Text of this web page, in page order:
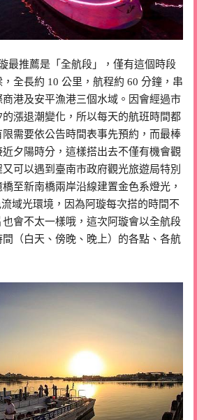
最推薦是「全航段」，僅有這個時段
全長約 10 公里，航程約 60 分鐘，串
港及安平漁港三個水域。因會經過市
漲退潮變化，所以每天的航班時間都
需要依公告時間表事先預約，而最棒
夕陽時分，這樣搭出去不僅有機會觀
可以遇到臺南市政府觀光旅遊局特別
至新南橋兩岸沿線建置金色系燈光，
域光環境， 因為阿璇每次搭的時間不
會不太一樣哦，這次阿璇會以全航段
（白天、傍晚、晚上）的各點、各航